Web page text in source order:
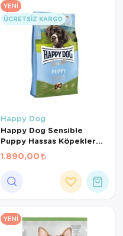
YENI
ÜCRETSIZ KARGO
Happy Dog
Happy Dog Sensible
Puppy Hassas Köpekler
İçin Kuzu Etli ve Pirinçli
Yavru Köpek Maması 4 Kg
1.890,00
YENI